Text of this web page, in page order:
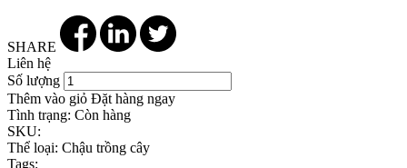
SHARE
Liên hệ
Số lượng
Thêm vào giỏ Đặt hàng ngay
Tình trạng: Còn hàng
SKU:
Thể loại: Chậu trồng cây
Tags: